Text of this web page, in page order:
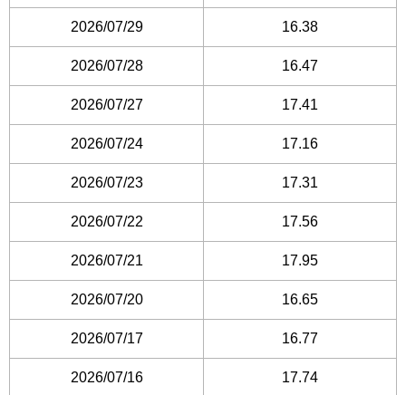
2026/07/29 16.38
2026/07/28 16.47
2026/07/27 17.41
2026/07/24 17.16
2026/07/23 17.31
2026/07/22 17.56
2026/07/21 17.95
2026/07/20 16.65
2026/07/17 16.77
2026/07/16 17.74